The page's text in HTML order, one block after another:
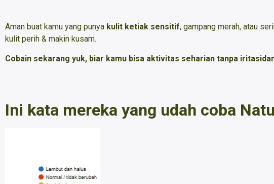
Aman buat kamu yang punya kulit ketiak sensitif, gampang merah, atau
kulit perih & makin kusam.
Cobain sekarang yuk, biar kamu bisa aktivitas seharian tanpa
Ini kata mereka yang udah coba